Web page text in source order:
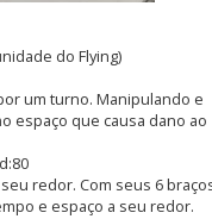
do Flying)
um turno. Manipulando e
espaço que causa dano ao
redor. Com seus 6
e espaço a seu redor.